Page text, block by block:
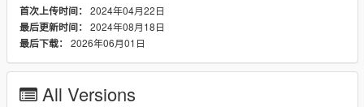
首次上传时间： 2024年04月22日
最后更新时间： 2024年08月18日
最后下载： 2026年06月01日
All Versions